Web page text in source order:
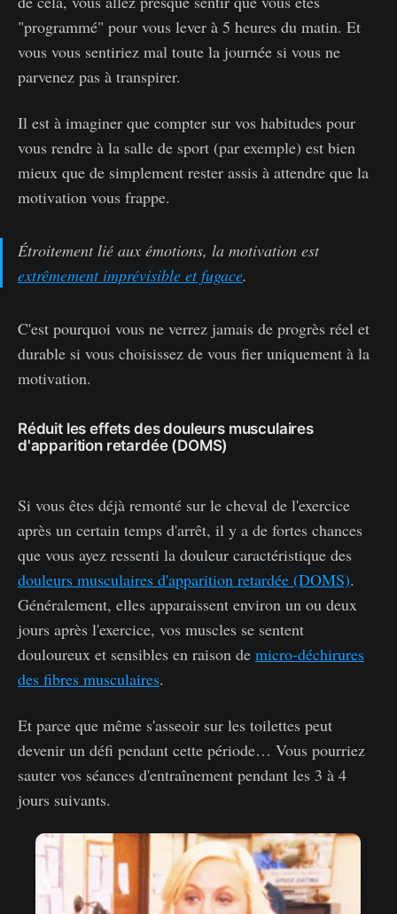
"programmé" pour vous lever à 5 heures du matin. Et
vous vous sentiriez mal toute la journée si vous ne
parvenez pas à transpirer.
Il est à imaginer que compter sur vos habitudes pour
vous rendre à la salle de sport (par exemple) est bien
mieux que de simplement rester assis à attendre que la
motivation vous frappe.
Étroitement lié aux émotions, la motivation est
extrêmement imprévisible et fugace.
C'est pourquoi vous ne verrez jamais de progrès réel et
durable si vous choisissez de vous fier uniquement à la
motivation.
Réduit les effets des douleurs musculaires
d'apparition retardée (DOMS)
Si vous êtes déjà remonté sur le cheval de l'exercice
après un certain temps d'arrêt, il y a de fortes chances
que vous ayez ressenti la douleur caractéristique des
douleurs musculaires d'apparition retardée (DOMS).
Généralement, elles apparaissent environ un ou deux
jours après l'exercice, vos muscles se sentent
douloureux et sensibles en raison de micro-déchirures
des fibres musculaires.
Et parce que même s'asseoir sur les toilettes peut
devenir un défi pendant cette période… Vous pourriez
sauter vos séances d'entraînement pendant les 3 à 4
jours suivants.